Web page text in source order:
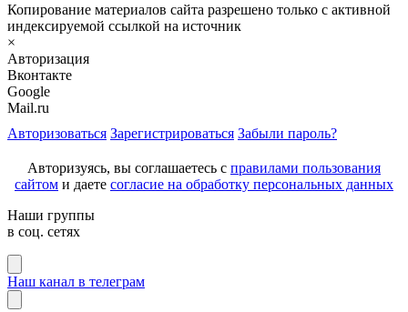
Копирование материалов сайта разрешено только с активной
индексируемой ссылкой на источник
×
Авторизация
Вконтакте
Google
Mail.ru
Авторизоваться Зарегистрироваться Забыли пароль?
Авторизуясь, вы соглашаетесь с правилами пользования
сайтом и даете согласие на обработку персональных данных
Наши группы
в соц. сетях
Наш канал в телеграм